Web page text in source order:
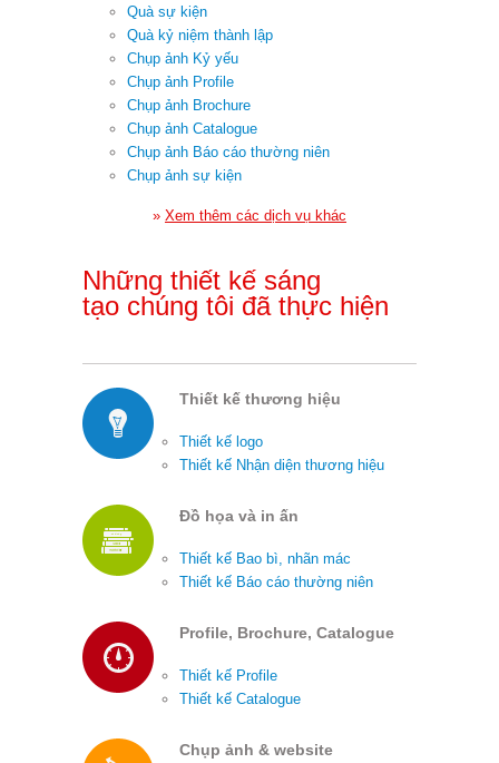
Quà sự kiện
Quà kỷ niệm thành lập
Chụp ảnh Kỷ yếu
Chụp ảnh Profile
Chụp ảnh Brochure
Chụp ảnh Catalogue
Chụp ảnh Báo cáo thường niên
Chụp ảnh sự kiện
» Xem thêm các dịch vụ khác
Những thiết kế sáng
tạo chúng tôi đã thực hiện
Thiết kếthương hiệu
Thiết kế logo
Thiết kế Nhận diện thương hiệu
Đồ họa và in ấn
Thiết kế Bao bì, nhãn mác
Thiết kế Báo cáo thường niên
Profile, Brochure, Catalogue
Thiết kế Profile
Thiết kế Catalogue
Chụp ảnh & website